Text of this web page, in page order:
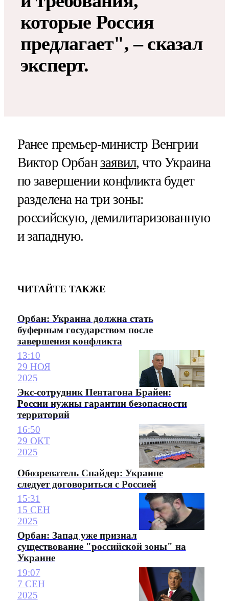
которые Россия
предлагает", – сказал
эксперт.
Ранее премьер-министр Венгрии
Виктор Орбанзаявил, что Украина
по завершении конфликта будет
разделена на три зоны:
российскую, демилитаризованную
и западную.
ЧИТАЙТЕ ТАКЖЕ
Орбан: Украина должна стать
буферным государством после
завершения конфликта
13:10
29 НОЯ
2025
Экс-сотрудник Пентагона Брайен:
России нужны гарантии безопасности
территорий
16:50
29 ОКТ
2025
Обозреватель Снайдер: Украине
следует договориться с Россией
15:31
15 СЕН
2025
Орбан: Запад уже признал
существование "российской зоны" на
Украине
19:07
7 СЕН
2025